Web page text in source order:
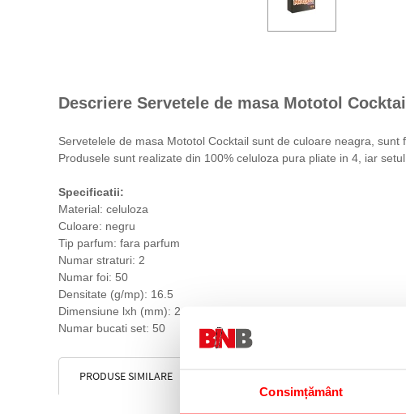
Consimțământ
Descriere Servetele de masa Mototol
Servetelele de masa Mototol Cocktail sunt de culoare neagra,
Produsele sunt realizate din 100% celuloza pura pliate in 4, iar
Specificatii:
Material: celuloza
Culoare: negru
Tip parfum: fara parfum
Numar straturi: 2
Numar foi: 50
Densitate (g/mp): 16.5
Dimensiune lxh (mm): 240 x 240
Numar bucati set: 50
PRODUSE SIMILARE